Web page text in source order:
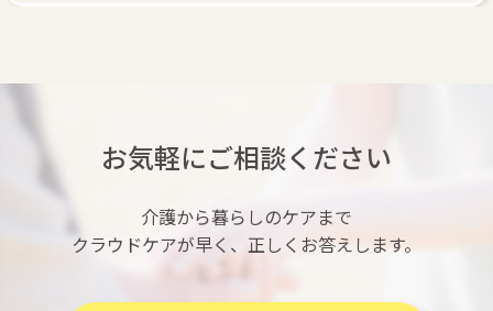
お気軽にご相談ください
介護から暮らしのケアまで
クラウドケアが早く、正しくお答えします。